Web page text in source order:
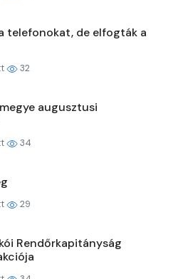
telefonokat, de elfogták a
32
augusztusi
34
29
Rendőrkapitányság